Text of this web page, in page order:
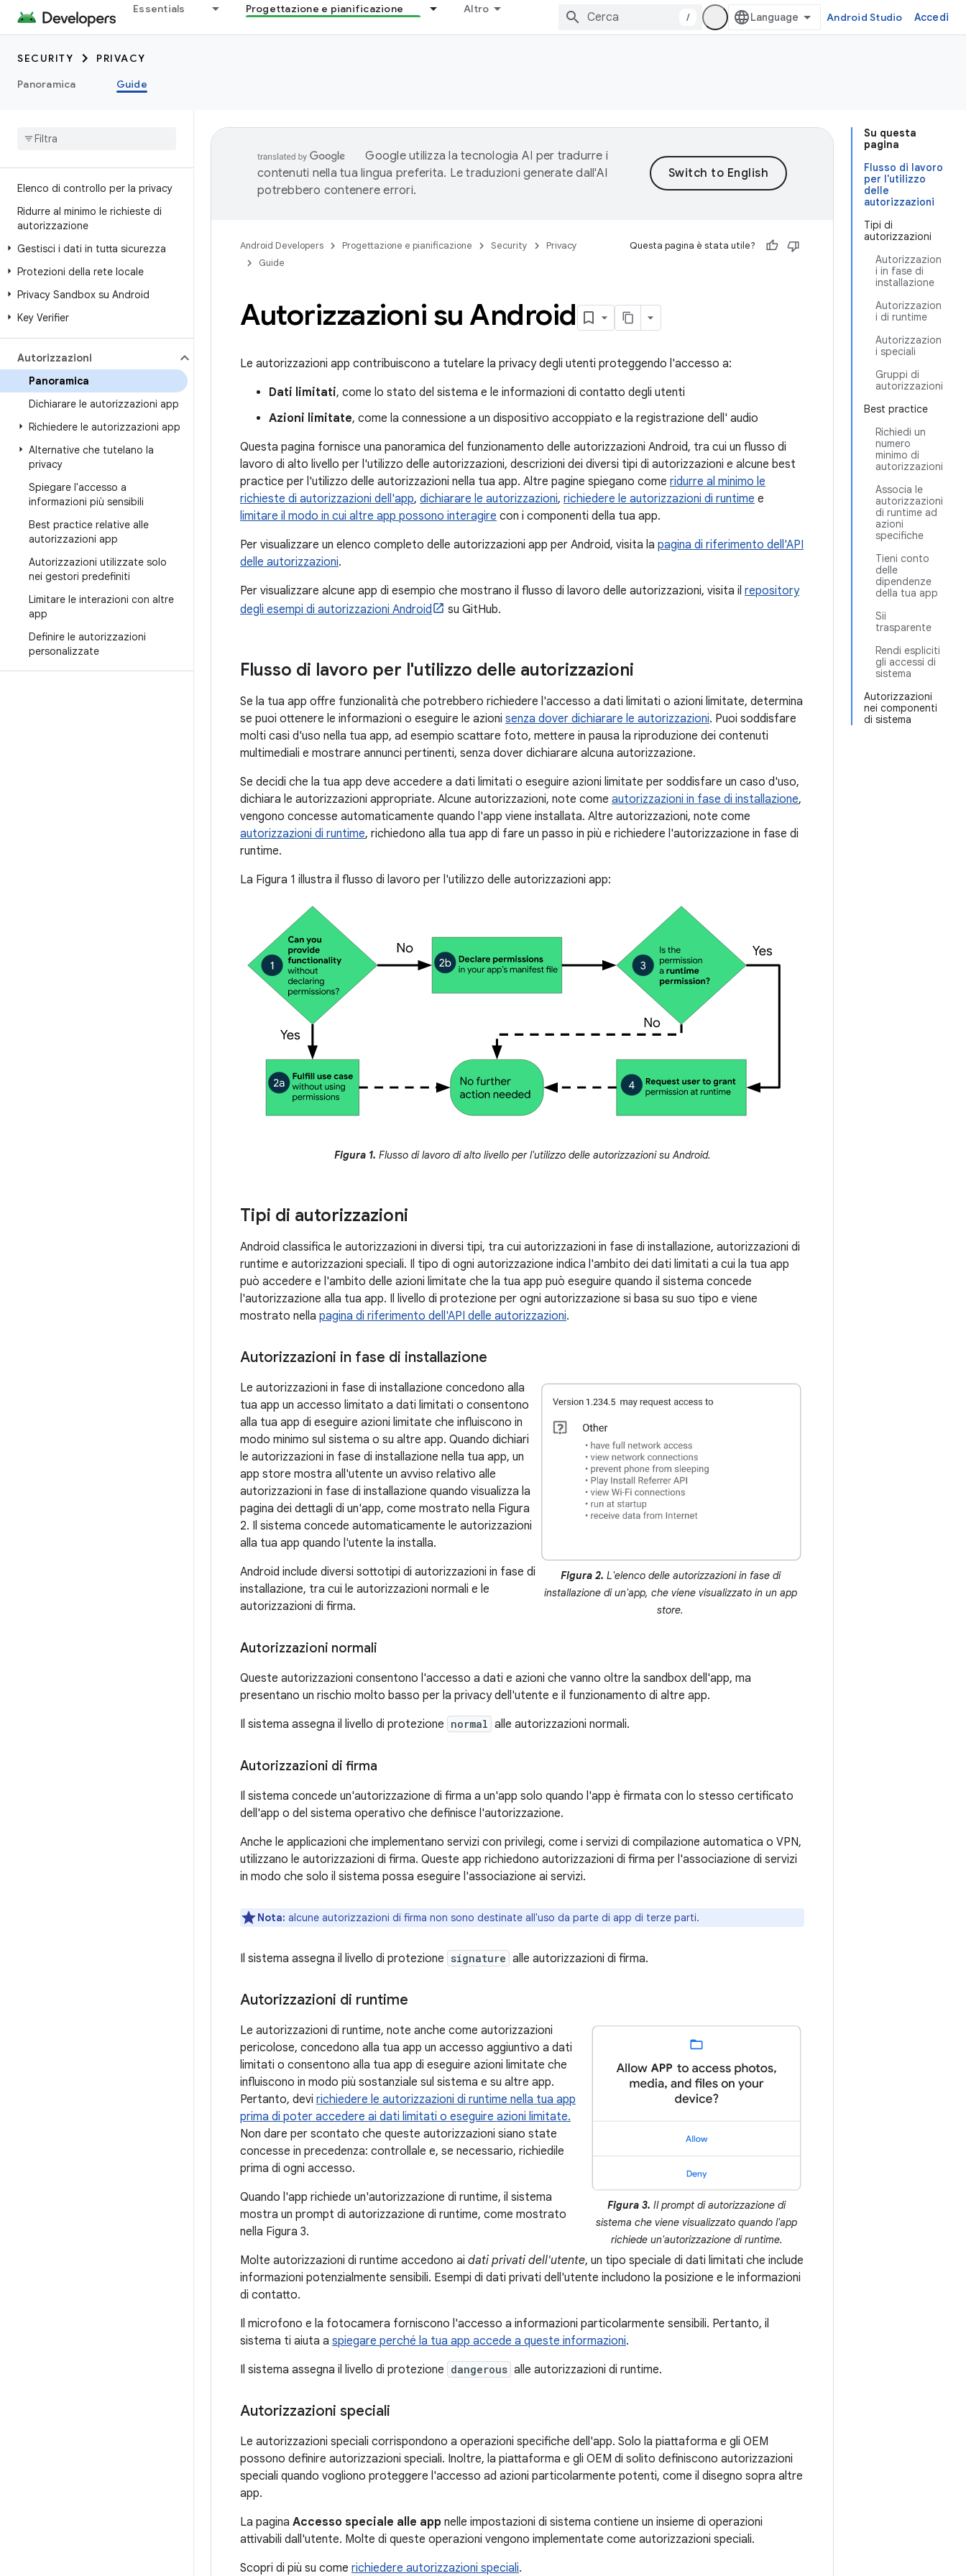
Essentials Progettazione e pianificazione Altro
/ Android Studio Accedi
SECURITY
PRIVACY
Panoramica
Guide
Elenco di controllo per la privacy
Ridurre al minimo le richieste di
autorizzazione
Gestisci i dati in tutta sicurezza
Protezioni della rete locale
Privacy Sandbox su Android
Key Verifier
Autorizzazioni
Panoramica
Dichiarare le autorizzazioni app
Richiedere le autorizzazioni app
Alternative che tutelano la
privacy
Spiegare l'accesso a
informazioni più sensibili
Best practice relative alle
autorizzazioni app
Autorizzazioni utilizzate solo
nei gestori predefiniti
Limitare le interazioni con altre
app
Definire le autorizzazioni
personalizzate
Su questa
pagina
Flusso di lavoro
per l'utilizzo
delle
autorizzazioni
Tipi di
autorizzazioni
Autorizzazion
i in fase di
installazione
Autorizzazion
i di runtime
Autorizzazion
i speciali
Gruppi di
autorizzazioni
Best practice
Richiedi un
numero
minimo di
autorizzazioni
Associa le
autorizzazioni
di runtime ad
azioni
specifiche
Tieni conto
delle
dipendenze
della tua app
Sii
trasparente
Rendi espliciti
gli accessi di
sistema
Autorizzazioni
nei componenti
di sistema
Google utilizza la tecnologia AI per tradurre i
contenuti nella tua lingua preferita. Le traduzioni generate dall'AI
potrebbero contenere errori.
Android Developers Progettazione e pianificazione Security
Privacy
Guide
Questa pagina è stata utile?
Autorizzazioni su Android
Le autorizzazioni app contribuiscono a tutelare la privacy degli utenti proteggendo l'accesso a:
Dati limitati, come lo stato del sistema e le informazioni di contatto degli utenti
Azioni limitate, come la connessione a un dispositivo accoppiato e la registrazione dell' audio
Questa pagina fornisce una panoramica del funzionamento delle autorizzazioni Android, tra cui un flusso di
lavoro di alto livello per l'utilizzo delle autorizzazioni, descrizioni dei diversi tipi di autorizzazioni e alcune best
practice per l'utilizzo delle autorizzazioni nella tua app. Altre pagine spiegano come ridurre al minimo le
richieste di autorizzazioni dell'app, dichiarare le autorizzazioni, richiedere le autorizzazioni di runtime e
limitare il modo in cui altre app possono interagire con i componenti della tua app.
Per visualizzare un elenco completo delle autorizzazioni app per Android, visita la pagina di riferimento dell'API
delle autorizzazioni.
Per visualizzare alcune app di esempio che mostrano il flusso di lavoro delle autorizzazioni, visita il repository
degli esempi di autorizzazioni Android
su GitHub.
Flusso di lavoro per l'utilizzo delle autorizzazioni
Se la tua app offre funzionalità che potrebbero richiedere l'accesso a dati limitati o azioni limitate, determina
se puoi ottenere le informazioni o eseguire le azioni senza dover dichiarare le autorizzazioni. Puoi soddisfare
molti casi d'uso nella tua app, ad esempio scattare foto, mettere in pausa la riproduzione dei contenuti
multimediali e mostrare annunci pertinenti, senza dover dichiarare alcuna autorizzazione.
Se decidi che la tua app deve accedere a dati limitati o eseguire azioni limitate per soddisfare un caso d'uso,
dichiara le autorizzazioni appropriate. Alcune autorizzazioni, note come autorizzazioni in fase di installazione,
vengono concesse automaticamente quando l'app viene installata. Altre autorizzazioni, note come
autorizzazioni di runtime, richiedono alla tua app di fare un passo in più e richiedere l'autorizzazione in fase di
runtime.
La Figura 1 illustra il flusso di lavoro per l'utilizzo delle autorizzazioni app:
Figura 1. Flusso di lavoro di alto livello per l'utilizzo delle autorizzazioni su Android.
Tipi di autorizzazioni
Android classifica le autorizzazioni in diversi tipi, tra cui autorizzazioni in fase di installazione, autorizzazioni di
runtime e autorizzazioni speciali. Il tipo di ogni autorizzazione indica l'ambito dei dati limitati a cui la tua app
può accedere e l'ambito delle azioni limitate che la tua app può eseguire quando il sistema concede
l'autorizzazione alla tua app. Il livello di protezione per ogni autorizzazione si basa su suo tipo e viene
mostrato nella pagina di riferimento dell'API delle autorizzazioni.
Autorizzazioni in fase di installazione
Figura 2. L'elenco delle autorizzazioni in fase di
installazione di un'app, che viene visualizzato in un app
store.
Le autorizzazioni in fase di installazione concedono alla
tua app un accesso limitato a dati limitati o consentono
alla tua app di eseguire azioni limitate che influiscono in
modo minimo sul sistema o su altre app. Quando dichiari
le autorizzazioni in fase di installazione nella tua app, un
app store mostra all'utente un avviso relativo alle
autorizzazioni in fase di installazione quando visualizza la
pagina dei dettagli di un'app, come mostrato nella Figura
2. Il sistema concede automaticamente le autorizzazioni
alla tua app quando l'utente la installa.
Android include diversi sottotipi di autorizzazioni in fase di
installazione, tra cui le autorizzazioni normali e le
autorizzazioni di firma.
Autorizzazioni normali
Queste autorizzazioni consentono l'accesso a dati e azioni che vanno oltre la sandbox dell'app, ma
presentano un rischio molto basso per la privacy dell'utente e il funzionamento di altre app.
Il sistema assegna il livello di protezione normal alle autorizzazioni normali.
Autorizzazioni di firma
Il sistema concede un'autorizzazione di firma a un'app solo quando l'app è firmata con lo stesso certificato
dell'app o del sistema operativo che definisce l'autorizzazione.
Anche le applicazioni che implementano servizi con privilegi, come i servizi di compilazione automatica o VPN,
utilizzano le autorizzazioni di firma. Queste app richiedono autorizzazioni di firma per l'associazione di servizi
in modo che solo il sistema possa eseguire l'associazione ai servizi.
Nota: alcune autorizzazioni di firma non sono destinate all'uso da parte di app di terze parti.
Il sistema assegna il livello di protezione signature alle autorizzazioni di firma.
Autorizzazioni di runtime
Figura 3. Il prompt di autorizzazione di
sistema che viene visualizzato quando l'app
richiede un'autorizzazione di runtime.
Le autorizzazioni di runtime, note anche come autorizzazioni
pericolose, concedono alla tua app un accesso aggiuntivo a dati
limitati o consentono alla tua app di eseguire azioni limitate che
influiscono in modo più sostanziale sul sistema e su altre app.
Pertanto, devi richiedere le autorizzazioni di runtime nella tua app
prima di poter accedere ai dati limitati o eseguire azioni limitate.
Non dare per scontato che queste autorizzazioni siano state
concesse in precedenza: controllale e, se necessario, richiedile
prima di ogni accesso.
Quando l'app richiede un'autorizzazione di runtime, il sistema
mostra un prompt di autorizzazione di runtime, come mostrato
nella Figura 3.
Molte autorizzazioni di runtime accedono ai dati privati dell'utente, un tipo speciale di dati limitati che include
informazioni potenzialmente sensibili. Esempi di dati privati dell'utente includono la posizione e le informazioni
di contatto.
Il microfono e la fotocamera forniscono l'accesso a informazioni particolarmente sensibili. Pertanto, il
sistema ti aiuta a spiegare perché la tua app accede a queste informazioni.
Il sistema assegna il livello di protezione dangerous alle autorizzazioni di runtime.
Autorizzazioni speciali
Le autorizzazioni speciali corrispondono a operazioni specifiche dell'app. Solo la piattaforma e gli OEM
possono definire autorizzazioni speciali. Inoltre, la piattaforma e gli OEM di solito definiscono autorizzazioni
speciali quando vogliono proteggere l'accesso ad azioni particolarmente potenti, come il disegno sopra altre
app.
La pagina Accesso speciale alle app nelle impostazioni di sistema contiene un insieme di operazioni
attivabili dall'utente. Molte di queste operazioni vengono implementate come autorizzazioni speciali.
Scopri di più su come richiedere autorizzazioni speciali.